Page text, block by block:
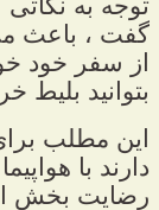
گفت ، باعث
از سفر خود
بتوانید بلیط
این مطلب
دارند با
رضایت بخش